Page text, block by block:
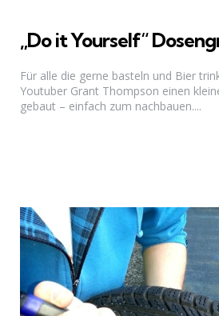
„Do it Yourself“
Für alle die gerne basteln und Bier
Youtuber Grant Thompson einen
gebaut – einfach zum nachbauen....